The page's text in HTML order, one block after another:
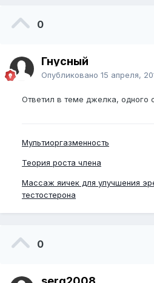
0
Гнусный
Опубликовано 15 апреля,
Ответил в теме джелка, одного
Мультиоргазменность
Теория роста члена
Массаж яичек для улучшения
тестостерона
0